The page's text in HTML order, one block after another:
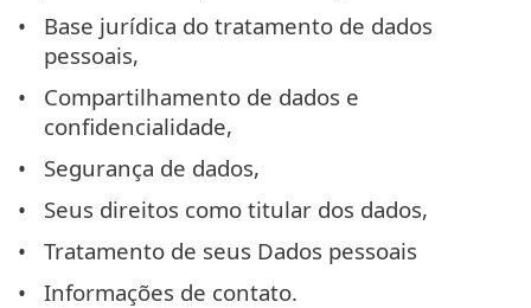
Base jurídica do tratamento de dados
pessoais,
Compartilhamento de dados e
confidencialidade,
Segurança de dados,
Seus direitos como titular dos dados,
Tratamento de seus Dados pessoais
Informações de contato.